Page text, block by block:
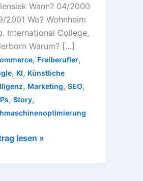
Wann? 04/2000
2001 Wo? Wohnheim
International College,
Warum? […]
, Freiberufler,
, KI, Künstliche
, Marketing, SEO,
, Story,
lesen »